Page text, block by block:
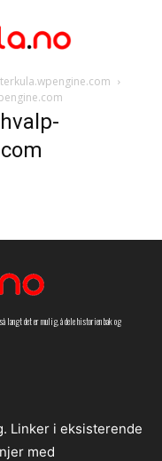
langt det er mulig, å dele historien bak og
Linker i eksisterende
med